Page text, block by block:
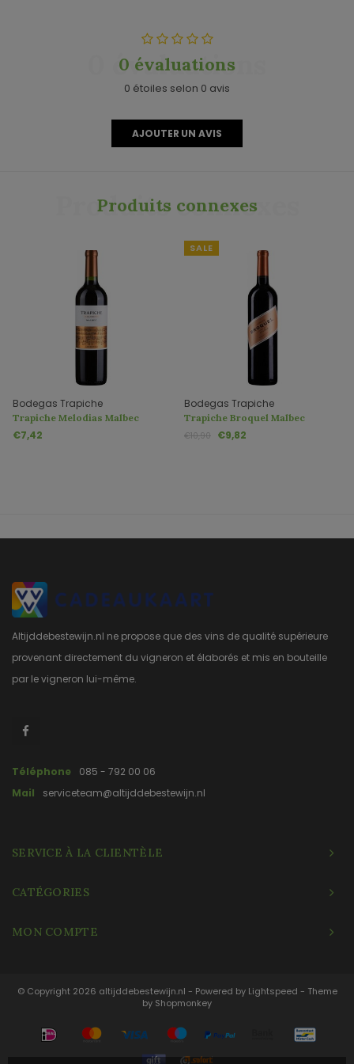
0 évaluations
0 évaluations
0 étoiles selon 0 avis
AJOUTER UN AVIS
Produits connexes
Produits connexes
Bodegas Trapiche
Trapiche Melodias Malbec
€7,42
SALE
Bodegas Trapiche
Trapiche Broquel Malbec
€10,90 €9,82
Altijddebestewijn.nl ne propose que des vins de qualité supérieure
provenant directement du vigneron et élaborés et mis en bouteille
par le vigneron lui-même.
Téléphone
085 - 792 00 06
Mail
serviceteam@altijddebestewijn.nl
SERVICE À LA CLIENTÈLE
CATÉGORIES
MON COMPTE
© Copyright 2026 altijddebestewijn.nl - Powered by Lightspeed - Theme
by Shopmonkey